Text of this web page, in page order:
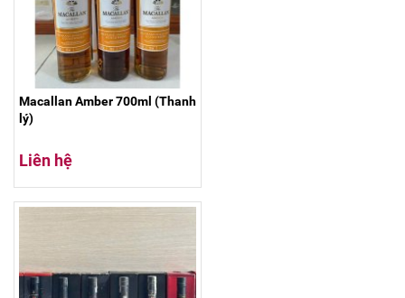
Macallan Amber 700ml (Thanh
lý)
Liên hệ